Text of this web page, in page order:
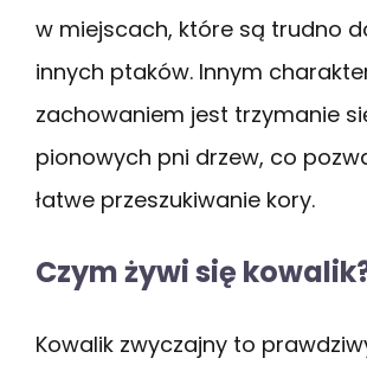
w miejscach, które są trudno
innych ptaków. Innym
zachowaniem jest trzymanie
pionowych pni drzew, co
łatwe przeszukiwanie kory.
Czym żywi się
Kowalik zwyczajny to